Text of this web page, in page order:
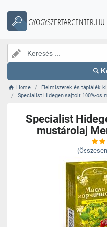
GYOGYSZERTARCENTER.HU
Home Élelmiszerek és táplálék
Specialist Hidegen sajtolt 100%-os
Specialist
mustárolaj
(Összesen